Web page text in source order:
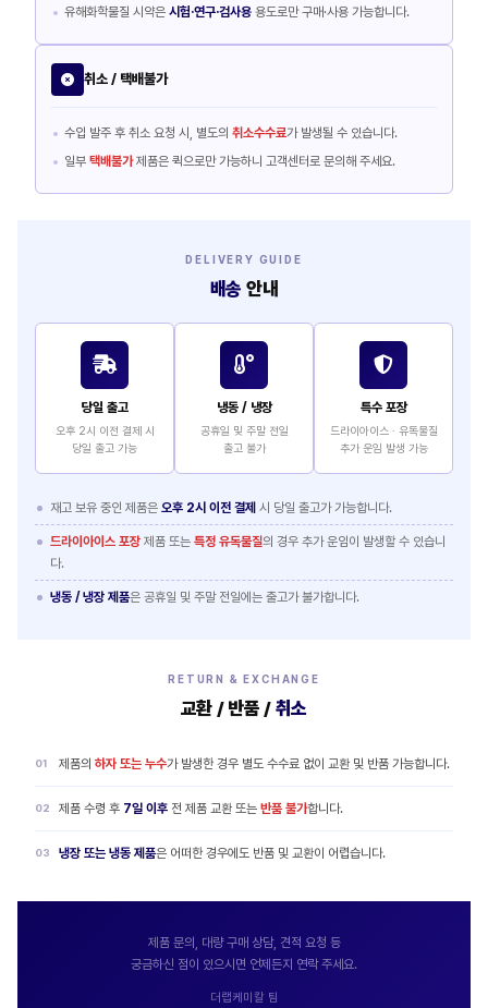
유해화학물질 시약은 시험·연구·검사용 용도로만 구매·사용 가능합니다.
취소 / 택배불가
수입 발주 후 취소 요청 시, 별도의 취소수수료가 발생될 수 있습니다.
일부 택배불가제품은 퀵으로만 가능하니 고객센터로 문의해 주세요.
DELIVERY GUIDE
배송 안내
당일 출고
오후 2시 이전 결제 시
당일 출고 가능
냉동 / 냉장
공휴일 및 주말 전일
출고 불가
특수 포장
드라이아이스 · 유독물질
추가 운임 발생 가능
재고 보유 중인 제품은 오후 2시 이전 결제 시 당일 출고가 가능합니다.
드라이아이스 포장 제품 또는 특정 유독물질의 경우 추가 운임이 발생할 수 있습니
다.
냉동 / 냉장 제품은 공휴일 및 주말 전일에는 출고가 불가합니다.
RETURN & EXCHANGE
교환 / 반품 / 취소
제품의 하자 또는 누수가 발생한 경우 별도 수수료 없이 교환 및 반품 가능합니다.
제품 수령 후 7일 이후 전 제품 교환 또는 반품 불가합니다.
냉장 또는 냉동 제품은 어떠한 경우에도 반품 및 교환이 어렵습니다.
제품 문의, 대량 구매 상담, 견적 요청 등
궁금하신 점이 있으시면 언제든지 연락 주세요.
더랩케미칼 팀